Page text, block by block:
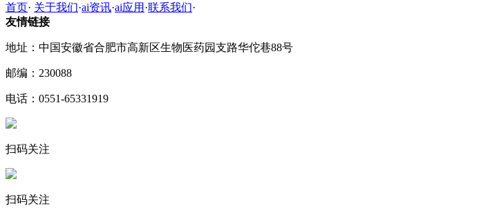
首页· 关于我们·ai资讯·ai应用 ·联系我们·
友情链接
地址：中国安徽省合肥市高新区生物医药园支路华佗巷88号
邮编：230088
电话：0551-65331919
扫码关注
扫码关注